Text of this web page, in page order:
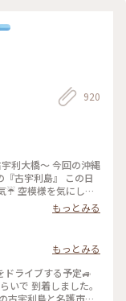
ぷと一緒 #京都
920
今回の沖縄
古宇利島』 この日
☔ 空模様を気にしな
頃には ピーカンにな
を 見ることができ
景 #
ラルドグリーンの海
もっとみる
もっとみる
いで 到着しました。
古宇利島と名護市の